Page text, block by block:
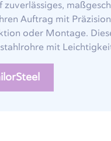
zuverlässiges,
Auftrag mit
oder Montage.
mit